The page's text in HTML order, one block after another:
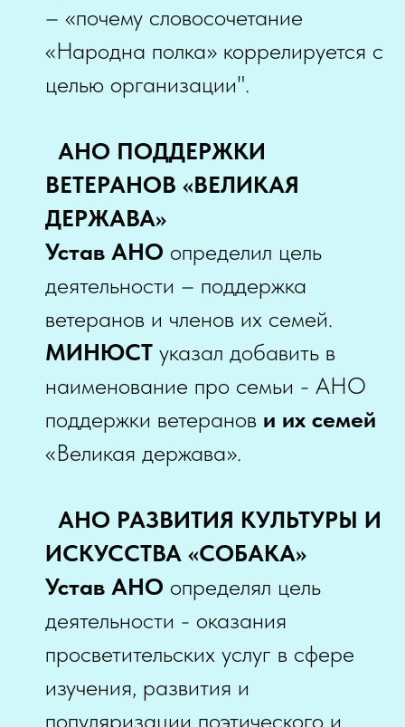
– «почему словосочетание
«Народна полка» коррелируется с
целью организации".
АНО ПОДДЕРЖКИ
ВЕТЕРАНОВ «ВЕЛИКАЯ
ДЕРЖАВА»
Устав АНО определил цель
деятельности – поддержка
ветеранов и членов их семей.
МИНЮСТ указал добавить в
наименование про семьи - АНО
поддержки ветеранов и их семей
«Великая держава».
АНО РАЗВИТИЯ КУЛЬТУРЫ И
ИСКУССТВА «СОБАКА»
Устав АНО определял цель
деятельности - оказания
просветительских услуг в сфере
изучения, развития и
популяризации поэтического и